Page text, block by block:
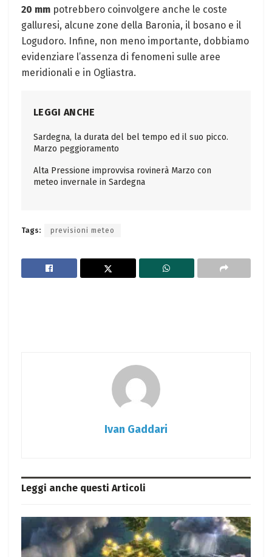
20 mm potrebbero coinvolgere anche le coste
galluresi, alcune zone della Baronia, il bosano e il
Logudoro. Infine, non meno importante, dobbiamo
evidenziare l’assenza di fenomeni sulle aree
meridionali e in Ogliastra.
LEGGI ANCHE
Sardegna, la durata del bel tempo ed il suo picco.
Marzo peggioramento
Alta Pressione improvvisa rovinerà Marzo con
meteo invernale in Sardegna
Tags: previsioni meteo
Ivan Gaddari
Leggi anche questi Articoli